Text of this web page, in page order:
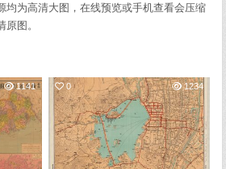
均为高清大图，在线预览或手机查看会压缩
图。
1141 0 1234